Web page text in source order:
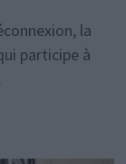
la
participe à